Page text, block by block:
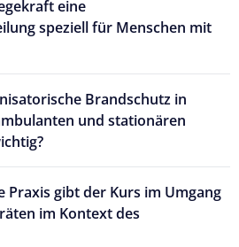
eine
speziell für Menschen mit
Brandschutz in
und stationären
Praxis gibt der Kurs im Umgang
im Kontext des